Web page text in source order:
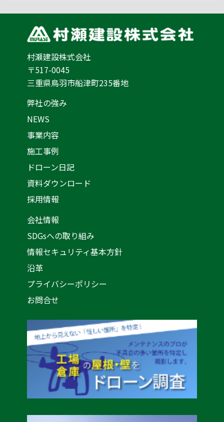
村瀬建設株式会社
〒517-0045
三重県鳥羽市船津町235番地
弊社の強み
NEWS
事業内容
施工事例
ドローン日記
資料ダウンロード
採用情報
会社情報
SDGsへの取り組み
情報セキュリティ基本方針
沿革
プライバシーポリシー
お問合せ